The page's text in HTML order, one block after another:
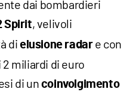
dai bombardieri
Spirit, velivoli
dielusione radar e con
miliardi di euro
di un coinvolgimento